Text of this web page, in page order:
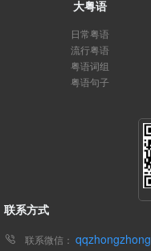
大粤语
日常粤语
流行粤语
粤语词组
粤语句子
联系方式
联系微信： qqzhongzhong